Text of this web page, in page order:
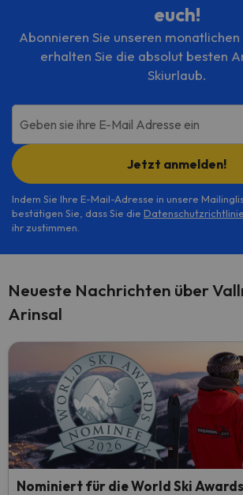
euch!
Abonnieren Sie unseren
erhalten Sie die absolut besten
Skiurlaub.
Geben sie ihre E-Mail Adresse ein
Jetzt anmelden!
Indem Sie Ihre E-Mail-Adresse in unsere
bestätigen Sie, dass Sie die Datenschutzrichtlinie
ihr zustimmen.
Neueste Nachrichten über
Arinsal
Nominiert für die World Ski Awards